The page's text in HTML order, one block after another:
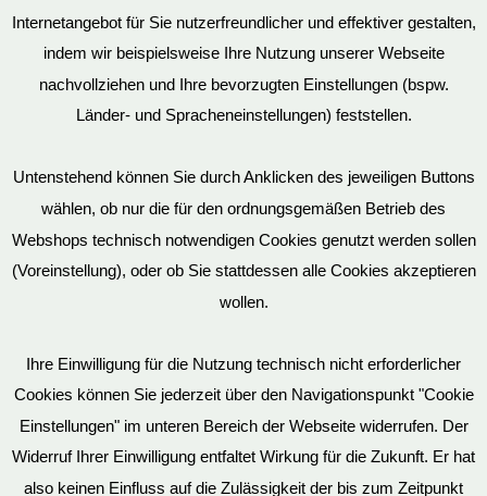
Datenschutz
Mein Konto
Vertrag widerrufen
Impressum
Internetangebot für Sie nutzerfreundlicher und effektiver gestalten,
indem wir beispielsweise Ihre Nutzung unserer Webseite
nachvollziehen und Ihre bevorzugten Einstellungen (bspw.
Länder- und Spracheneinstellungen) feststellen.
Untenstehend können Sie durch Anklicken des jeweiligen Buttons
wählen, ob nur die für den ordnungsgemäßen Betrieb des
Webshops technisch notwendigen Cookies genutzt werden sollen
(Voreinstellung), oder ob Sie stattdessen alle Cookies akzeptieren
wollen.
Ihre Einwilligung für die Nutzung technisch nicht erforderlicher
Cookies können Sie jederzeit über den Navigationspunkt "Cookie
Einstellungen" im unteren Bereich der Webseite widerrufen. Der
Widerruf Ihrer Einwilligung entfaltet Wirkung für die Zukunft. Er hat
also keinen Einfluss auf die Zulässigkeit der bis zum Zeitpunkt